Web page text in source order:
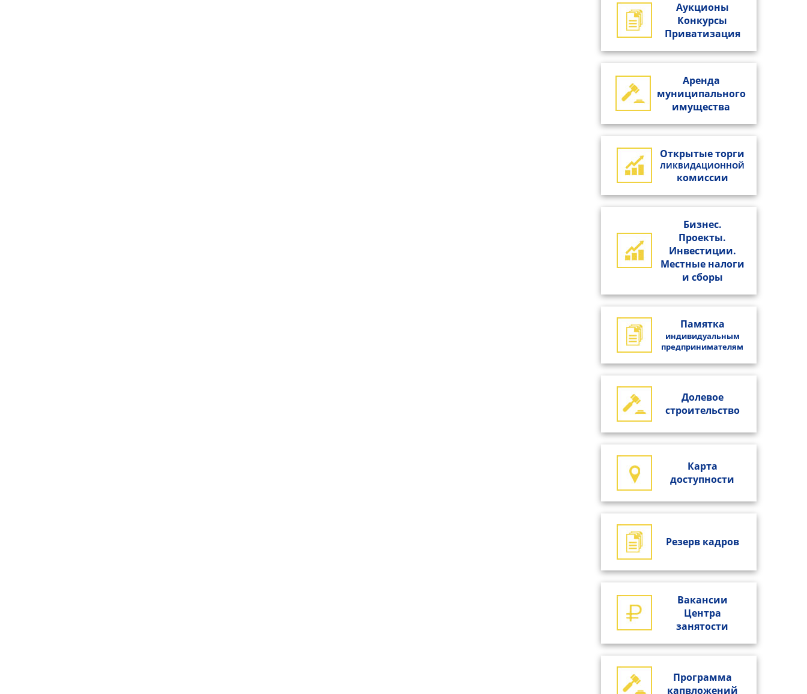
Аукционы
Конкурсы
Приватизация
Аренда
муниципального
имущества
Открытые торги
ЛИКВИДАЦИОННОЙ
комиссии
Бизнес.
Проекты.
Инвестиции.
Местные налоги
и сборы
Памятка
индивидуальным
предпринимателям
Долевое
строительство
Карта
доступности
Резерв кадров
Вакансии
Центра
занятости
Программа
капвложений